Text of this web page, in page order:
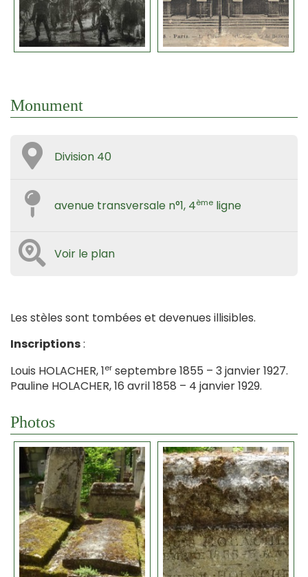
Monument
Division 40
avenue transversale n°1, 4ème ligne
Voir le plan
Les stèles sont tombées et devenues illisibles.
Inscriptions:
Louis HOLACHER, 1er septembre 1855 – 3 janvier 1927.
Pauline HOLACHER, 16 avril 1858 – 4 janvier 1929.
Photos